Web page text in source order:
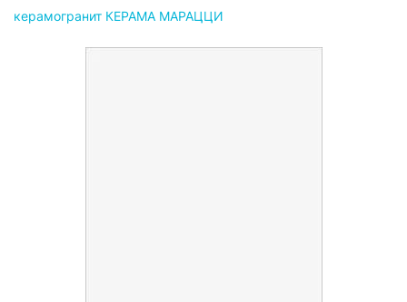
керамогранит КЕРАМА МАРАЦЦИ